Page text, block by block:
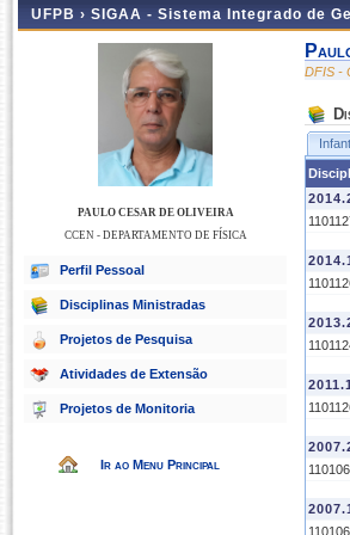
UFPB › SIGAA - Sistema Integrado de
PAULO CESAR DE OLIVEIRA
CCEN - DEPARTAMENTO DE FÍSICA
Perfil Pessoal
Disciplinas Ministradas
Projetos de Pesquisa
Atividades de Extensão
Projetos de Monitoria
Ir ao Menu Principal
DFIS -
2011.1